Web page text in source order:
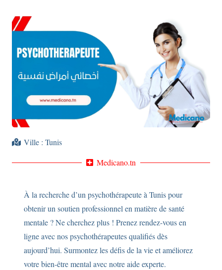
Ville :Tunis
Medicano.tn
À la recherche d’un psychothérapeute à Tunis pour
obtenir un soutien professionnel en matière de santé
mentale ? Ne cherchez plus ! Prenez rendez-vous en
ligne avec nos psychothérapeutes qualifiés dès
aujourd’hui. Surmontez les défis de la vie et améliorez
votre bien-être mental avec notre aide experte.